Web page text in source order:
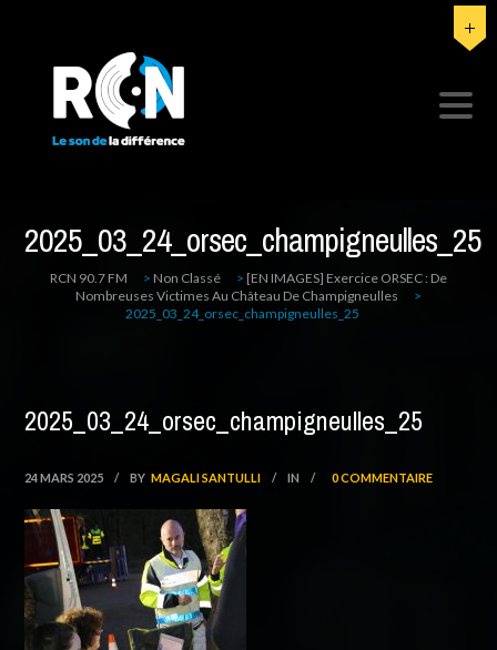
2025_03_24_orsec_champigneulles_25
RCN 90.7 FM > Non Classé > [EN IMAGES] Exercice ORSEC : De
Nombreuses Victimes Au Château De Champigneulles
>
2025_03_24_orsec_champigneulles_25
2025_03_24_orsec_champigneulles_25
24 MARS 2025 / BY MAGALI SANTULLI / IN / 0 COMMENTAIRE